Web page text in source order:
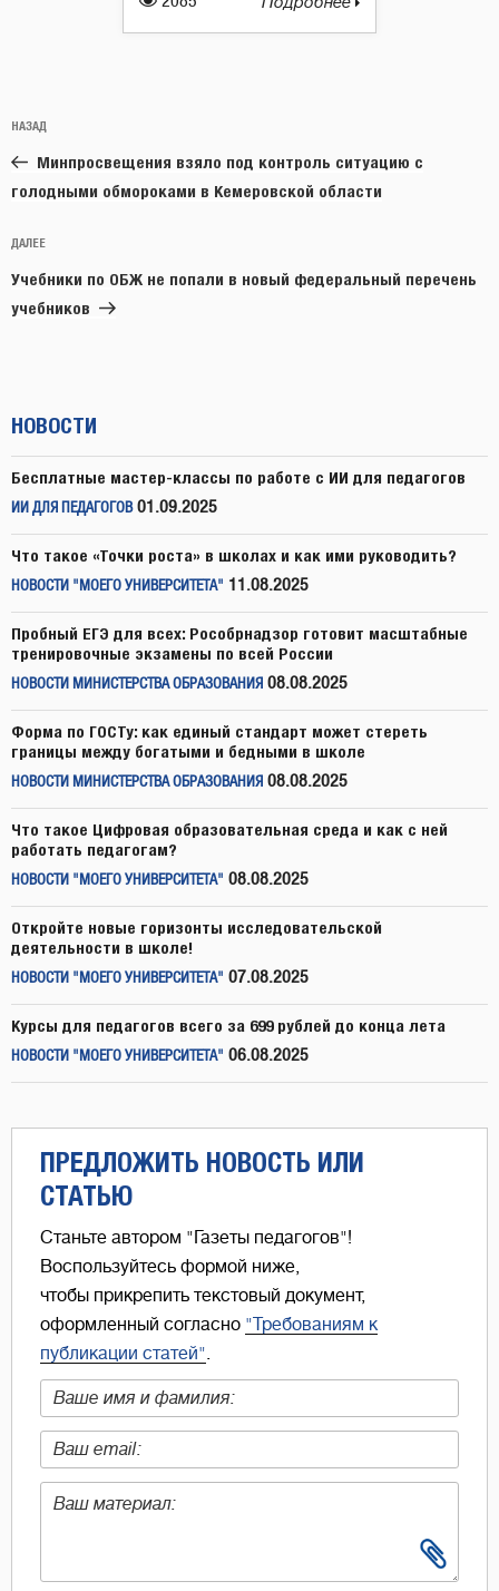
по
записям
Предыдущая
запись:
НАЗАД
Минпросвещения взяло под контроль ситуацию с
голодными обмороками в Кемеровской области
Следующая
запись
ДАЛЕЕ
Учебники по ОБЖ не попали в новый федеральный перечень
учебников
НОВОСТИ
Бесплатные мастер-классы по работе с ИИ для педагогов
ИИ ДЛЯ ПЕДАГОГОВ 01.09.2025
Что такое «Точки роста» в школах и как ими руководить?
НОВОСТИ "МОЕГО УНИВЕРСИТЕТА" 11.08.2025
Пробный ЕГЭ для всех: Рособрнадзор готовит масштабные
тренировочные экзамены по всей России
НОВОСТИ МИНИСТЕРСТВА ОБРАЗОВАНИЯ 08.08.2025
Форма по ГОСТу: как единый стандарт может стереть
границы между богатыми и бедными в школе
НОВОСТИ МИНИСТЕРСТВА ОБРАЗОВАНИЯ 08.08.2025
Что такое Цифровая образовательная среда и как с ней
работать педагогам?
НОВОСТИ "МОЕГО УНИВЕРСИТЕТА" 08.08.2025
Откройте новые горизонты исследовательской
деятельности в школе!
НОВОСТИ "МОЕГО УНИВЕРСИТЕТА" 07.08.2025
Курсы для педагогов всего за 699 рублей до конца лета
НОВОСТИ "МОЕГО УНИВЕРСИТЕТА" 06.08.2025
ПРЕДЛОЖИТЬ НОВОСТЬ ИЛИ
СТАТЬЮ
Станьте автором "Газеты педагогов"!
Воспользуйтесь формой ниже,
чтобы прикрепить текстовый документ,
оформленный согласно "Требованиям к
публикации статей"